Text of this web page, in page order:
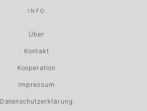
INFO
Über
Kontakt
Kooperation
Impressum
Datenschutzerklärung